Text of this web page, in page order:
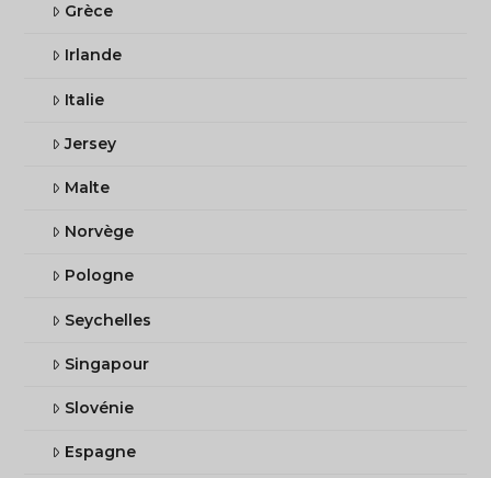
Grèce
Irlande
Italie
Jersey
Malte
Norvège
Pologne
Seychelles
Singapour
Slovénie
Espagne